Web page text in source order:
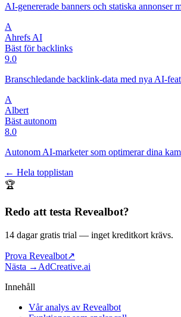
AI-genererade banners och statiska annonser
A
Ahrefs AI
Bäst för backlinks
9.0
Branschledande backlink-data med nya AI-
A
Albert
Bäst autonom
8.0
Autonom AI-marketer som optimerar dina
← Hela topplistan
🏆
Redo att testa Revealbot?
14 dagar gratis trial — inget kreditkort krävs.
Prova Revealbot↗
Nästa → AdCreative.ai
Innehåll
Vår analys av Revealbot